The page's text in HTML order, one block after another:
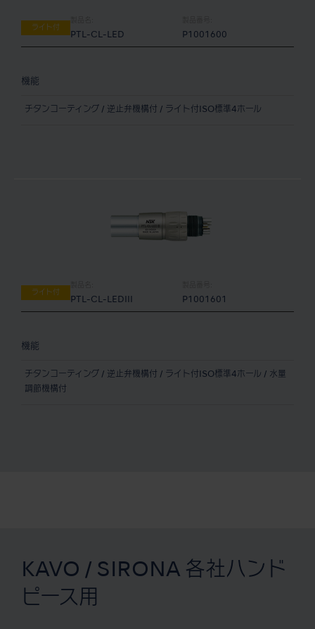
ライト付
PTL-CL-LED P1001600
機能
チタンコーティング / 逆止弁機構付 / ライト付ISO標準4ホール
ライト付
PTL-CL-LEDIII P1001601
機能
チタンコーティング / 逆止弁機構付 / ライト付ISO標準4ホール / 水量
調節機構付
KAVO / SIRONA 各社ハンド
ピース用